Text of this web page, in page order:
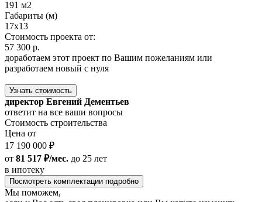
191 м2
Габариты (м)
17x13
Стоимость проекта от:
57 300 р.
доработаем этот проект по Вашим пожеланиям или
разработаем новый с нуля
Узнать стоимость
директор Евгений Дементьев
ответит на все ваши вопросы
Стоимость строительства
Цена от
17 190 000 ₽
от 81 517 ₽/мес. до 25 лет
в ипотеку
Посмотреть комплектации подробно
Мы поможем,